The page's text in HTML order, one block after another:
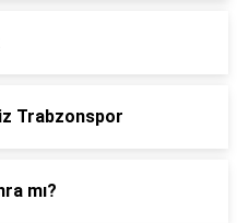
Trabzonspor
mı?